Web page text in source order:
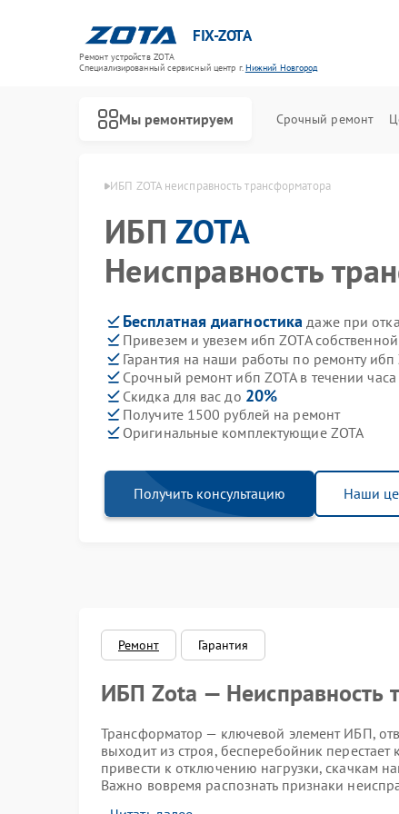
FIX-ZOTA
Ремонт устройств ZOTA
Специализированный cервисный центр г.Нижний Новгород
Мы ремонтируем Срочный ремонт
Нижнем Новгороде ИБП ZOTA неисправность трансформатора
ИБП ZOTA
Неисправность
Бесплатная диагностика даже при
Привезем и увезем ибп ZOTA
Гарантия на наши работы по ремонту ибп
Срочный ремонт ибп ZOTA в течении часа
Скидка для вас до 20%
Получите 1500 рублей на ремонт
Оригинальные комплектующие ZOTA
Получить консультацию Наши
Ремонт Гарантия
ИБП Zota — Неисправность
Трансформатор — ключевой элемент ИБП,
выходит из строя, бесперебойник
привести к отключению нагрузки, скачкам
Важно вовремя распознать признаки